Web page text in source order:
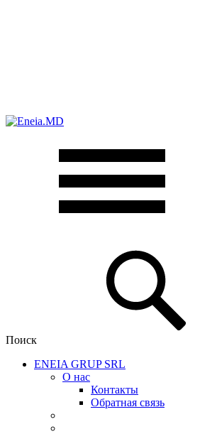
Поиск
ENEIA GRUP SRL
О нас
Контакты
Обратная связь